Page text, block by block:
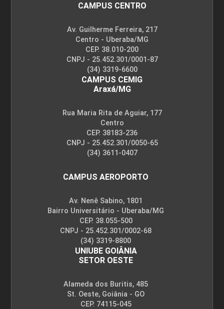
CAMPUS CENTRO
Av. Guilherme Ferreira, 217
Centro - Uberaba/MG
CEP. 38.010-200
CNPJ - 25.452.301/0001-87
(34) 3319-6600
CAMPUS CEMIG
Araxá/MG
Rua Maria Rita de Aguiar, 177
Centro
CEP. 38183-236
CNPJ - 25.452.301/0050-65
(34) 3611-0407
CAMPUS AEROPORTO
Av. Nenê Sabino, 1801
Bairro Universitário - Uberaba/MG
CEP. 38.055-500
CNPJ - 25.452.301/0002-68
(34) 3319-8800
UNIUBE GOIÂNIA
SETOR OESTE
Alameda dos Buritis, 485
St. Oeste, Goiânia - GO
CEP. 74115-045